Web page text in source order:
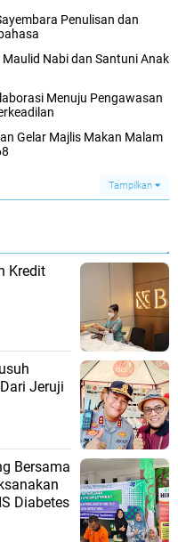
Penulisan dan
Maulid Nabi dan Santuni Anak
Menuju Pengawasan
Gelar Majlis Makan Malam
Tampilkan
Kredit
Jeruji
Bersama
Diabetes